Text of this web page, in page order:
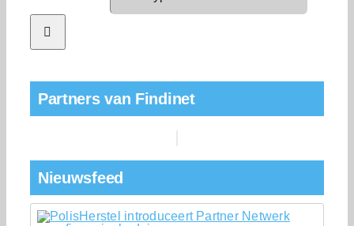
Partners van Findinet
Nieuwsfeed